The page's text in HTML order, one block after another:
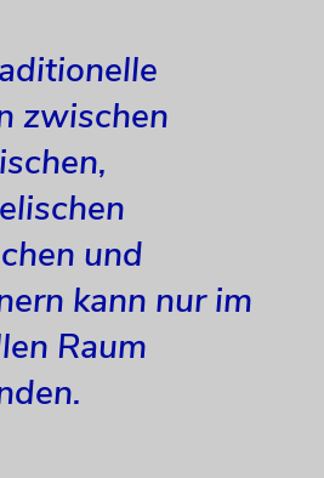
zwischen
und
kann nur im
Raum